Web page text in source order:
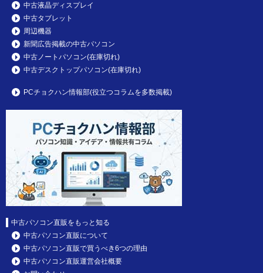
中古液晶ディスプレイ
中古タブレット
周辺機器
新聞広告掲載の中古パソコン
中古ノートパソコン(在庫切れ)
中古デスクトップパソコン(在庫切れ)
PCチョクハン情報部(役立つコラムを多数掲載)
中古パソコン直販をもっと知る
中古パソコン直販について
中古パソコン直販で買うべき6つの理由
中古パソコン直販運営会社概要